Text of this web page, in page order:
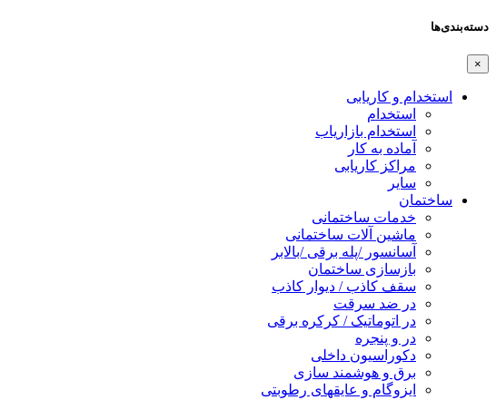
دسته‌بندی‌ها
×
استخدام و کاریابی
استخدام
استخدام بازاریاب
آماده به کار
مراکز کاریابی
سایر
ساختمان
خدمات ساختمانی
ماشین آلات ساختمانی
آسانسور /پله برقی /بالابر
بازسازی ساختمان
سقف کاذب / دیوار کاذب
در ضد سرقت
در اتوماتیک / کرکره برقی
در و پنجره
دکوراسیون داخلی
برق و هوشمند سازی
ایزوگام و عایقهای رطوبتی